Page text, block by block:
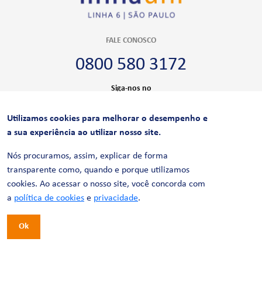
FALE CONOSCO
0800 580 3172
Siga-nos no
CERTIFICAÇÕES
Utilizamos cookies para melhorar o desempenho e
a sua experiência ao utilizar nosso site.
Nós procuramos, assim, explicar de forma
transparente como, quando e porque utilizamos
cookies. Ao acessar o nosso site, você concorda com
a política de cookies e privacidade.
Ok